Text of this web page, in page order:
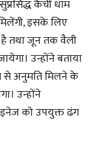
कैंची धाम
इसके लिए
है तथा जून तक वैली
उन्होंने बताया
से अनुमति मिलने के
उन्होंने
को उपयुक्त ढंग